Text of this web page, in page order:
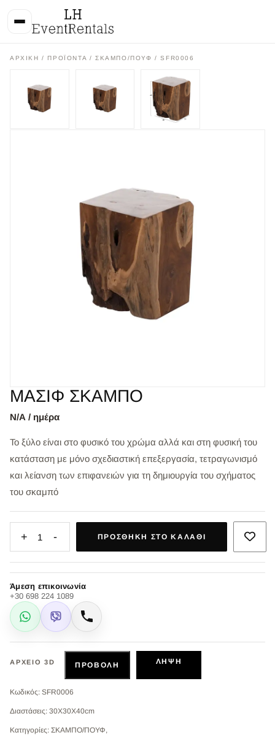
ΑΡΧΙΚΉ / ΠΡΟΪΌΝΤΑ /ΣΚΑΜΠΟ/ΠΟΥΦ / SFR0006
ΜΑΣΙΦ ΣΚΑΜΠΟ
Ν/Α / ημέρα
Το ξύλο είναι στο φυσικό του χρώμα αλλά και στη φυσική του
κατάσταση με μόνο σχεδιαστική επεξεργασία, τετραγωνισμό
και λείανση των επιφανειών για τη δημιουργία του σχήματος
του σκαμπό
+ 1 - ΠΡΟΣΘΉΚΗ ΣΤΟ ΚΑΛΆΘΙ
Άμεση επικοινωνία
+30 698 224 1089
WhatsApp
Viber Κλήση
ΑΡΧΕΊΟ 3D ΠΡΟΒΟΛΉ ΛΉΨΗ
Κωδικός: SFR0006
Διαστάσεις: 30X30X40cm
Κατηγορίες: ΣΚΑΜΠΟ/ΠΟΥΦ,